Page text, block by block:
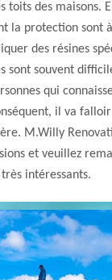
toits des maisons.
la protection sont
des résines
sont souvent
qui
il va
M.Willy
et veuillez
intéressants.